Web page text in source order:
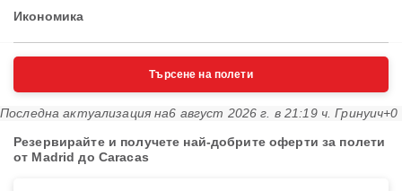
Икономика
Търсене на полети
Последна актуализация на6 август 2026 г. в 21:19 ч. Гринуич+0
Резервирайте и получете най-добрите оферти за полети
от Madrid до Caracas